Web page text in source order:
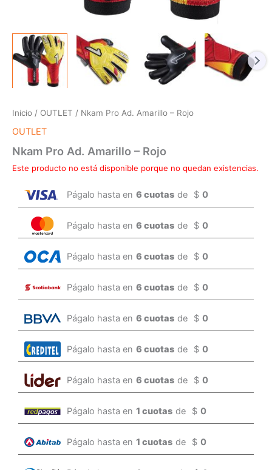
Inicio / OUTLET / Nkam Pro Ad. Amarillo – Rojo
OUTLET
Nkam Pro Ad. Amarillo – Rojo
Este producto no está disponible porque no quedan existencias.
Págalo hasta en 6 cuotas de $ 0
Págalo hasta en 6 cuotas de $ 0
Págalo hasta en 6 cuotas de $ 0
Págalo hasta en 6 cuotas de $ 0
Págalo hasta en 6 cuotas de $ 0
Págalo hasta en 6 cuotas de $ 0
Págalo hasta en 6 cuotas de $ 0
Págalo hasta en 1 cuotas de $ 0
Págalo hasta en 1 cuotas de $ 0